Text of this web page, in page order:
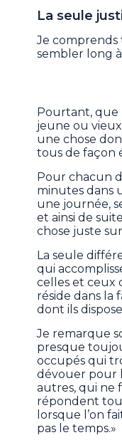
La seule
Je
sembler long
Pourtant, que
jeune ou
une chose
tous de façon
Pour chacun
minutes dans
une journée,
et ainsi de
chose juste
La seule
qui
celles et ceux
réside dans la
dont ils
Je remarque
presque
occupés qui
dévouer pour
autres, qui ne
répondent
lorsque l’on
pas le temps.»